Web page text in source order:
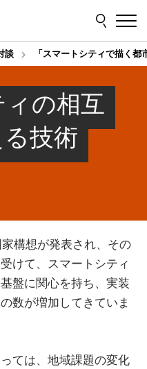
談 「スマートシティで描く都
の相互
技術
構想が発表され、その
けて、スマートシティ
盤に関心を持ち、実装
数が増加してきていま
ては、地域課題の変化